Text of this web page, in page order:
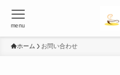
menu
ホーム お問い合わせ